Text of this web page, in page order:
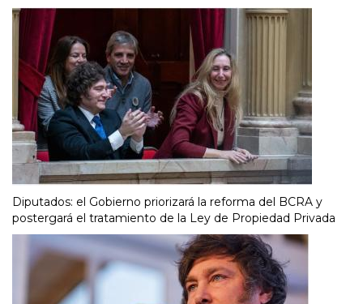
Diputados: el Gobierno priorizará la reforma del BCRA y
postergará el tratamiento de la Ley de Propiedad Privada